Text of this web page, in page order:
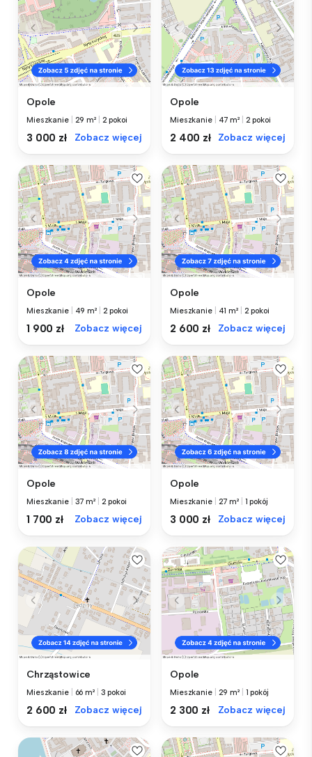
Opole
Mieszkanie 29 m² 2 pokoi
3 000 zł Zobacz więcej
Opole
Mieszkanie 47 m² 2 pokoi
2 400 zł Zobacz więcej
Opole
Mieszkanie 49 m² 2 pokoi
1 900 zł Zobacz więcej
Opole
Mieszkanie 41 m² 2 pokoi
2 600 zł Zobacz więcej
Opole
Mieszkanie 37 m² 2 pokoi
1 700 zł Zobacz więcej
Opole
Mieszkanie 27 m² 1 pokój
3 000 zł Zobacz więcej
Chrząstowice
Mieszkanie 66 m² 3 pokoi
2 600 zł Zobacz więcej
Opole
Mieszkanie 29 m² 1 pokój
2 300 zł Zobacz więcej